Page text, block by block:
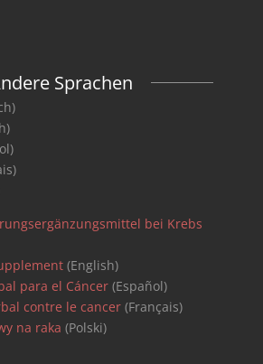
Sprachen
bei Krebs
(English)
para el Cáncer(Español)
contre le cancer(Français)
na raka (Polski)